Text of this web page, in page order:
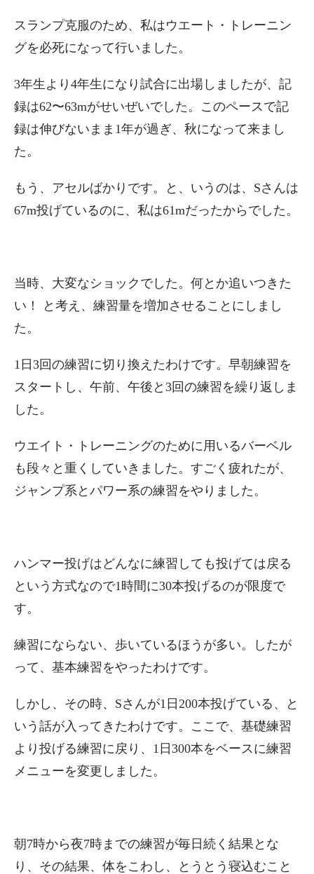
スランプ克服のため、私はウエート・トレーニン
グを必死になって行いました。
3年生より4年生になり試合に出場しましたが、記
録は62〜63mがせいぜいでした。このペースで記
録は伸びないまま1年が過ぎ、秋になって来まし
た。
もう、アセルばかりです。と、いうのは、Sさんは
67m投げているのに、私は61mだったからでした。
当時、大変なショックでした。何とか追いつきた
い！ と考え、練習量を増加させることにしまし
た。
1日3回の練習に切り換えたわけです。早朝練習を
スタートし、午前、午後と3回の練習を繰り返しま
した。
ウエイト・トレーニングのために用いるバーベル
も段々と重くしていきました。すごく疲れたが、
ジャンプ系とパワー系の練習をやりました。
ハンマー投げはどんなに練習しても投げては戻る
という方式なので1時間に30本投げるのが限度で
す。
練習にならない、歩いているほうが多い。したが
って、基本練習をやったわけです。
しかし、その時、Sさんが1日200本投げている、と
いう話が入ってきたわけです。ここで、基礎練習
より投げる練習に戻り、1日300本をベースに練習
メニューを変更しました。
朝7時から夜7時までの練習が毎日続く結果とな
り、その結果、体をこわし、とうとう寝込むこと